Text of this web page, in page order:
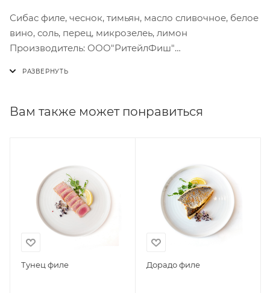
Сибас филе, чеснок, тимьян, масло сливочное, белое
вино, соль, перец, микрозелеь, лимон
Производитель: ООО"РитейлФиш"
Вам также может понравиться
Тунец филе Дорадо филе